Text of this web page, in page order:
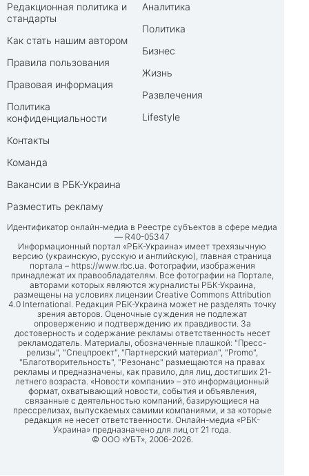
Редакционная политика и
стандарты
Как стать нашим автором
Правила пользования
Правовая информация
Политика
конфиденциальности
Контакты
Команда
Вакансии в РБК-Украина
Разместить рекламу
Аналитика
Политика
Бизнес
Жизнь
Развлечения
Lifestyle
Идентификатор онлайн-медиа в Реестре субъектов в сфере медиа
— R40-05347
Информационный портал «РБК-Украина» имеет трехязычную
версию (украинскую, русскую и английскую), главная страница
портала – https://www.rbc.ua. Фотографии, изображения
принадлежат их правообладателям. Все фотографии на Портале,
авторами которых являются журналисты РБК-Украина,
размещены на условиях лицензии Creative Commons Attribution
4.0 International. Редакция РБК-Украина может не разделять точку
зрения авторов. Оценочные суждения не подлежат
опровержению и подтверждению их правдивости. За
достоверность и содержание рекламы ответственность несет
рекламодатель. Материалы, обозначенные плашкой: "Пресс-
релизы", "Спецпроект", "Партнерский материал", "Promo",
"Благотворительность", "Резонанс" размещаются на правах
рекламы и предназначены, как правило, для лиц, достигших 21-
летнего возраста. «Новости компании» – это информационный
формат, охватывающий новости, события и объявления,
связанные с деятельностью компаний, базирующиеся на
прессрелизах, выпускаемых самими компаниями, и за которые
редакция не несет ответственности. Онлайн-медиа «РБК-
Украина» предназначено для лиц от 21 года.
© ООО «УБТ», 2006-2026.